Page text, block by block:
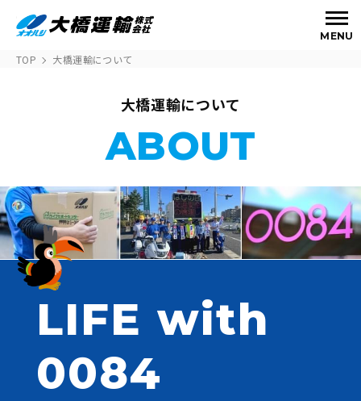
MENU
TOP 大橋運輸について
大橋運輸について
ABOUT
LIFE with
0084